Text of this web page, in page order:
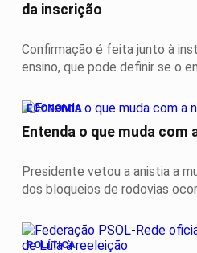
da inscrição
Confirmação é feita junto à
ensino, que pode definir se o
ECONOMIA
Entenda o que muda com
Presidente vetou a anistia a
dos bloqueios de rodovias
POLÍTICA